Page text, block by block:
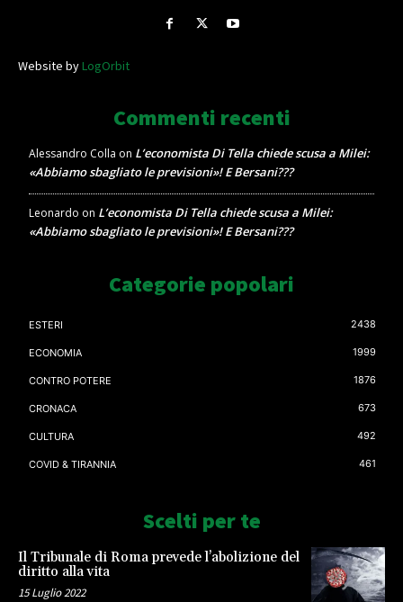
Website byLogOrbit
Commenti recenti
Alessandro Colla on L’economista Di Tella chiede scusa a Milei:
«Abbiamo sbagliato le previsioni»! E Bersani???
Leonardo on L’economista Di Tella chiede scusa a Milei:
«Abbiamo sbagliato le previsioni»! E Bersani???
Categorie popolari
ESTERI 2438
ECONOMIA 1999
CONTRO POTERE 1876
CRONACA 673
CULTURA 492
COVID & TIRANNIA 461
Scelti per te
Il Tribunale di Roma prevede l’abolizione del
diritto alla vita
15 Luglio 2022